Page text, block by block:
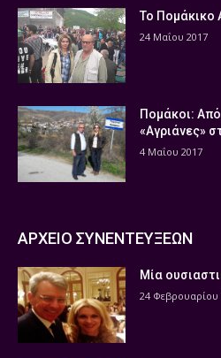
Το Πομάκικο
24 Μαΐου 2017
Πομάκοι:
«Αγριάνες»
4 Μαΐου 2017
ΑΡΧΕΙΟ ΣΥΝΕΝΤΕΥΞΕΩΝ
Μία
24 Φεβρουαρίου